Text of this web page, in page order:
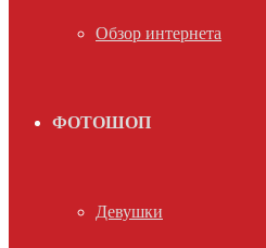
Обзор интернета
ФОТОШОП
Девушки